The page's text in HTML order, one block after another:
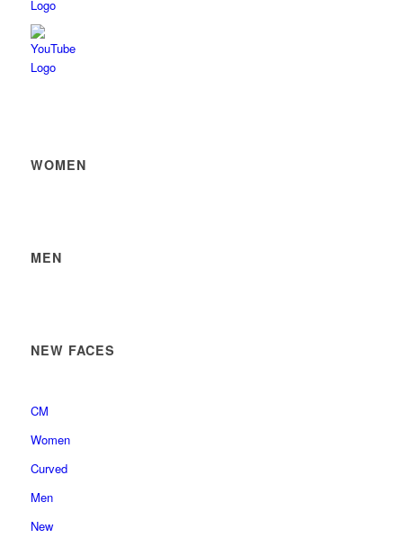
WOMEN
MEN
NEW FACES
CM
Women
Curved
Men
New